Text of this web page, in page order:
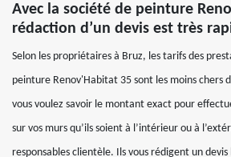
Avec la société de peinture
rédaction d’un devis est très
Selon les propriétaires à Bruz, les tarifs des
peinture Renov'Habitat 35 sont les moins chers
vous voulez savoir le montant exact pour
sur vos murs qu’ils soient à l’intérieur ou à
responsables clientèle. Ils vous rédigent un